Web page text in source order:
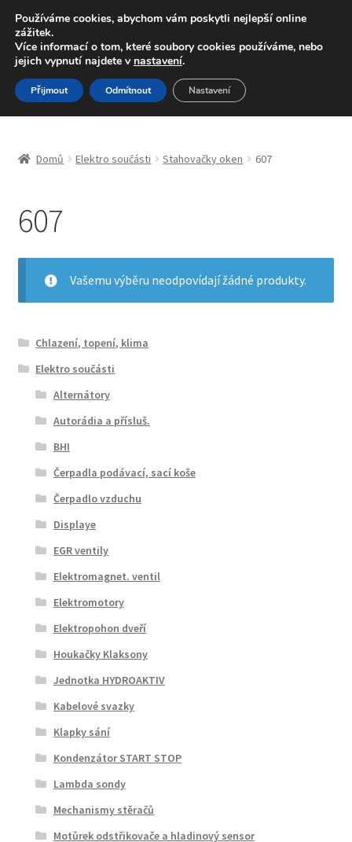
DOPRAVA od 139,-Kč
Volejte po-pá 9-16 704 494 494
Přeskočit
na
navigaci
Přejít
k
obsahu
Celosvětová doprava
Doprava
Košík
Můj účet
O nás
Ochrana osobních údajů
Platby
Reklamační formulář
Domů Elektro součásti Stahovačky oken 607
607
Vašemu výběru neodpovídají žádné produkty.
Chlazení, topení, klima
Elektro součásti
Alternátory
Autorádia a přísluš.
BHI
Čerpadla podávací, sací koše
Čerpadlo vzduchu
Displaye
EGR ventily
Elektromagnet. ventil
Elektromotory
Elektropohon dveří
Houkačky Klaksony
Jednotka HYDROAKTIV
Kabelové svazky
Klapky sání
Kondenzátor START STOP
Lambda sondy
Mechanismy stěračů
Motůrek odstřikovače a hladinový sensor
Používáme cookies, abychom vám poskytli nejlepší online
zážitek.
Více informací o tom, které soubory cookies používáme, nebo
jejich vypnutí najdete v nastavení.
Přijmout Odmítnout Nastavení